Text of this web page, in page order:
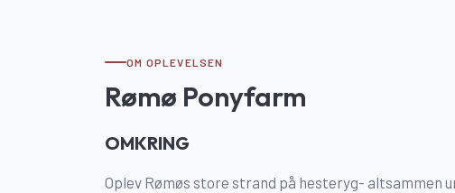
OM OPLEVELSEN
Rømø Ponyfarm
OMKRING
Oplev Rømøs store strand på hesteryg- altsammen